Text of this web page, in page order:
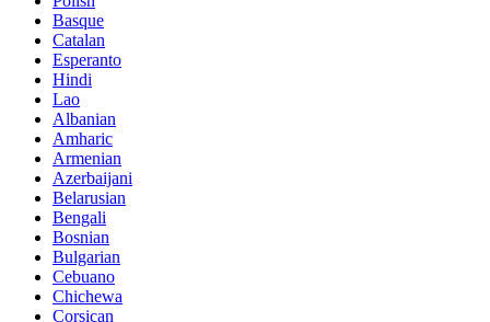
Basque
Catalan
Esperanto
Hindi
Lao
Albanian
Amharic
Armenian
Azerbaijani
Belarusian
Bengali
Bosnian
Bulgarian
Cebuano
Chichewa
Corsican